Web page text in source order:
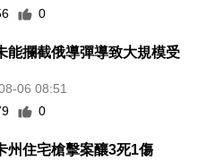
0
能攔截俄導彈導致大規模受
06 08:51
0
州住宅槍擊案釀3死1傷